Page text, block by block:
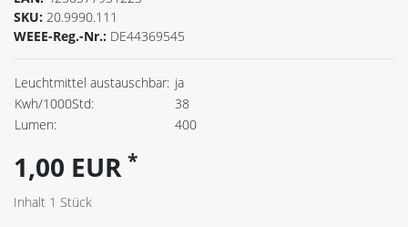
SKU: 20.9990.111
WEEE-Reg.-Nr.: DE44369545
Leuchtmittel austauschbar: ja
Kwh/1000Std:
38
Lumen:
400
1,00 EUR *
Inhalt 1 Stück